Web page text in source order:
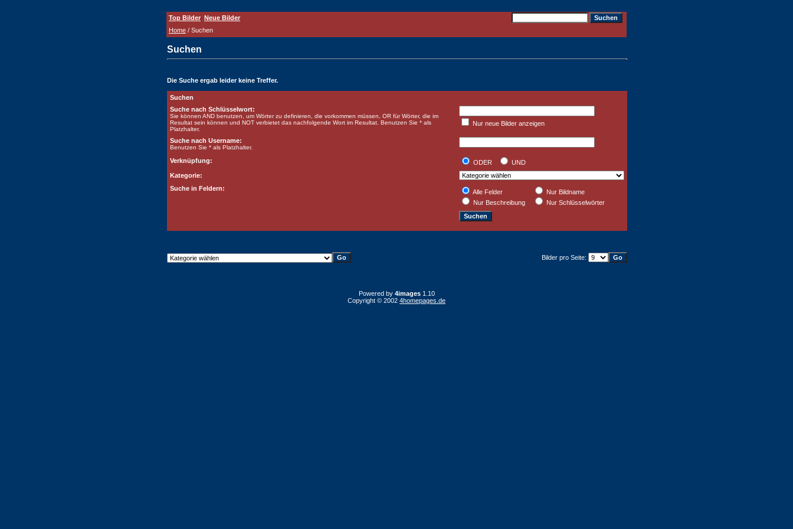
Top Bilder Neue Bilder
Home / Suchen
Suchen
Die Suche ergab leider keine Treffer.
Suchen
Suche nach Schlüsselwort:
Sie können AND benutzen, um Wörter zu definieren, die vorkommen müssen, OR für Wörter, die im
Resultat sein können und NOT verbietet das nachfolgende Wort im Resultat. Benutzen Sie * als
Platzhalter.
Nur neue Bilder anzeigen
Suche nach Username:
Benutzen Sie * als Platzhalter.
Verknüpfung: ODER
UND
Kategorie:
Suche in Feldern:
Alle Felder
Nur Bildname
Nur Beschreibung
Nur Schlüsselwörter
Bilder pro Seite:
Powered by 4images1.10
Copyright © 2002 4homepages.de